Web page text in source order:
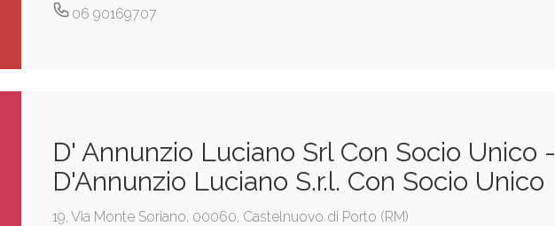
06 90169707
D' Annunzio Luciano Srl Con Socio Unico -
D'Annunzio Luciano S.r.l. Con Socio Unico
19, Via Monte Soriano, 00060, Castelnuovo di Porto (RM)